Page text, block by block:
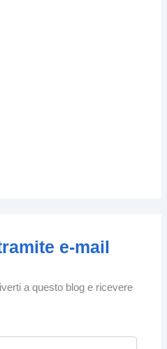
e-mail
a questo blog e ricevere